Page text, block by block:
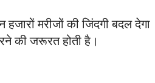
मरीजों की जिंदगी बदल देगा
की जरूरत होती है।